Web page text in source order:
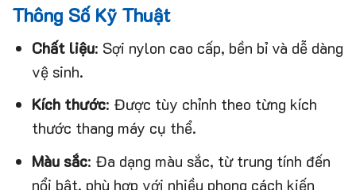
Thông Số Kỹ Thuật
Chất liệu: Sợi nylon cao cấp, bền bỉ và dễ dàng
vệ sinh.
Kích thước: Được tùy chỉnh theo từng kích
thước thang máy cụ thể.
Màu sắc: Đa dạng màu sắc, từ trung tính đến
nổi bật, phù hợp với nhiều phong cách kiến